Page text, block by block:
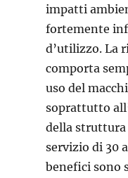
impatti
fortemente
d’utilizzo. La
comporta
uso del
soprattutto
della struttura
servizio di 30
benefici sono